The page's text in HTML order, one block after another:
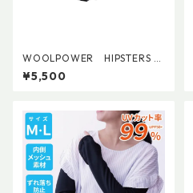
WOOLPOWER HIPSTERS LI
TE (W's)
¥5,500